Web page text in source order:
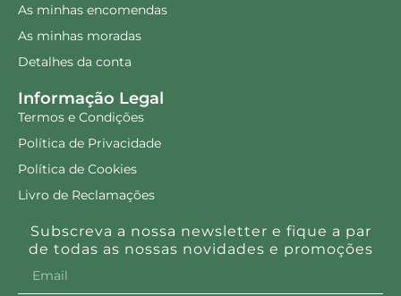
As minhas encomendas
As minhas moradas
Detalhes da conta
Informação Legal
Termos e Condições
Política de Privacidade
Política de Cookies
Livro de Reclamações
Subscreva a nossa newsletter e fique a par
de todas as nossas novidades e promoções